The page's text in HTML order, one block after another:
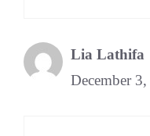
Lia Lathifa
December